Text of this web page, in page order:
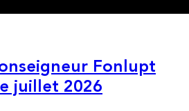
Fonlupt
juillet 2026